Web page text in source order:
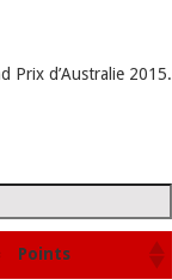
Prix d’Australie 2015.
Points